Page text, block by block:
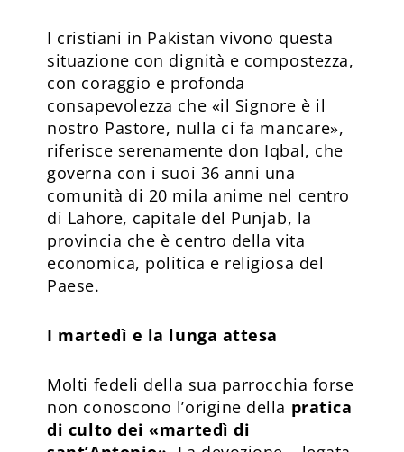
I cristiani in Pakistan vivono questa
situazione con dignità e compostezza,
con coraggio e profonda
consapevolezza che «il Signore è il
nostro Pastore, nulla ci fa mancare»,
riferisce serenamente don Iqbal, che
governa con i suoi 36 anni una
comunità di 20 mila anime nel centro
di Lahore, capitale del Punjab, la
provincia che è centro della vita
economica, politica e religiosa del
Paese.
I martedì e la lunga attesa
Molti fedeli della sua parrocchia forse
non conoscono l’origine della pratica
di culto dei «martedì di